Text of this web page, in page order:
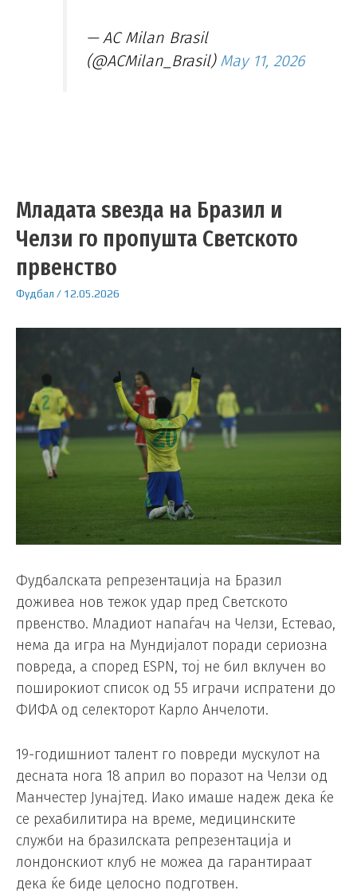
— AC Milan Brasil
(@ACMilan_Brasil) May 11, 2026
Младата ѕвезда на Бразил и
Челзи го пропушта Светското
првенство
Фудбал / 12.05.2026
Фудбалската репрезентација на Бразил
доживеа нов тежок удар пред Светското
првенство. Младиот напаѓач на Челзи, Естевао,
нема да игра на Мундијалот поради сериозна
повреда, а според ESPN, тој не бил вклучен во
поширокиот список од 55 играчи испратени до
ФИФА од селекторот Карло Анчелоти.
19-годишниот талент го повреди мускулот на
десната нога 18 април во поразот на Челзи од
Манчестер Јунајтед. Иако имаше надеж дека ќе
се рехабилитира на време, медицинските
служби на бразилската репрезентација и
лондонскиот клуб не можеа да гарантираат
дека ќе биде целосно подготвен.